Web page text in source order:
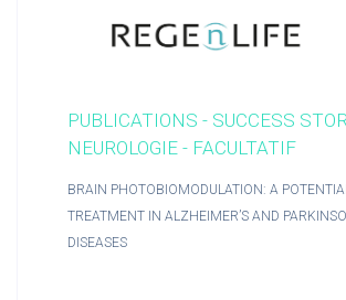
Actualités RCTs
RCTs recrute
Contact
PUBLICATIONS - SUCCESS
NEUROLOGIE - FACULTATIF
BRAIN PHOTOBIOMODULATION: A
TREATMENT IN ALZHEIMER’S AND
DISEASES